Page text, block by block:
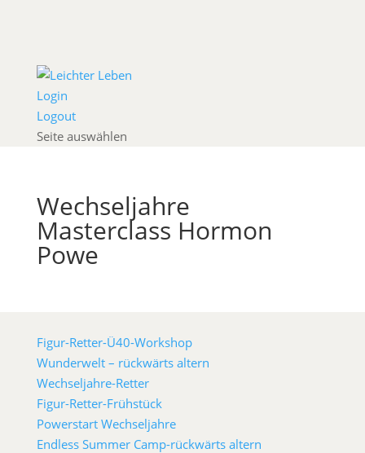
Login
Logout
Seite auswählen
Wechseljahre
Masterclass Hormon
Powe
Figur-Retter-Ü40-Workshop
Wunderwelt – rückwärts altern
Wechseljahre-Retter
Figur-Retter-Frühstück
Powerstart Wechseljahre
Endless Summer Camp-rückwärts altern